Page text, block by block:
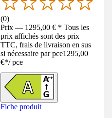
(0)
Prix — 1295,00 € * Tous les
prix affichés sont des prix
TTC, frais de livraison en sus
si nécessaire par pce1295,00
€*/ pce
Fiche produit